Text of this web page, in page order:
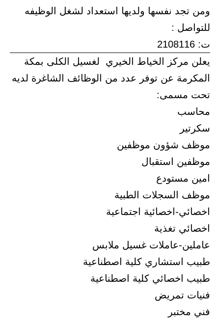
ومن تجد نفسها ولديها استعداد لشغل الوظيفه
للتواصل :
ت: 2108116
يعلن مركز الخياط الخيري لغسيل الكلى بمكة
المكرمة عن توفر عدد من الوظائف الشاغرة لديه
تحت مسمى:
محاسب
سكرتير
موظف شؤون موظفين
موظفين استقبال
امين مستودع
موظف السجلات الطبية
اخصائي-اخصائية اجتماعية
اخصائي تغذية
عاملين-عاملات غسيل ملابس
طبيب استشاري كلية اصطناعية
طبيب اخصائي كلية اصطناعية
فنيات تمريض
فني مختبر